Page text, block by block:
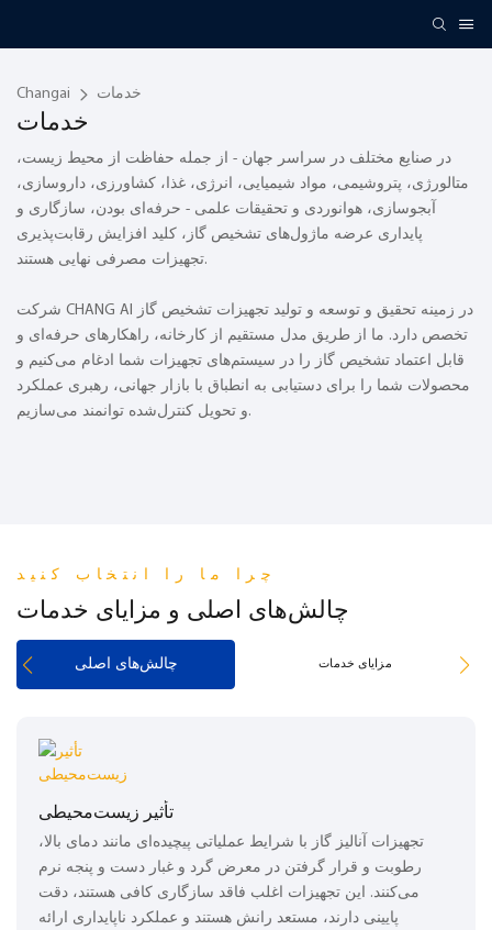
Changai خدمات
خدمات
در صنایع مختلف در سراسر جهان - از جمله حفاظت از محیط زیست،
متالورژی، پتروشیمی، مواد شیمیایی، انرژی، غذا، کشاورزی، داروسازی،
آبجوسازی، هوانوردی و تحقیقات علمی - حرفه‌ای بودن، سازگاری و
پایداری عرضه ماژول‌های تشخیص گاز، کلید افزایش رقابت‌پذیری
تجهیزات مصرفی نهایی هستند.
شرکت CHANG AI در زمینه تحقیق و توسعه و تولید تجهیزات تشخیص گاز
تخصص دارد. ما از طریق مدل مستقیم از کارخانه، راهکارهای حرفه‌ای و
قابل اعتماد تشخیص گاز را در سیستم‌های تجهیزات شما ادغام می‌کنیم و
محصولات شما را برای دستیابی به انطباق با بازار جهانی، رهبری عملکرد
و تحویل کنترل‌شده توانمند می‌سازیم.
چرا ما را انتخاب کنید
چالش‌های اصلی و مزایای خدمات
چالش‌های اصلی مزایای خدمات
تأثیر زیست‌محیطی
تجهیزات آنالیز گاز با شرایط عملیاتی پیچیده‌ای مانند دمای بالا،
رطوبت و قرار گرفتن در معرض گرد و غبار دست و پنجه نرم
می‌کنند. این تجهیزات اغلب فاقد سازگاری کافی هستند، دقت
پایینی دارند، مستعد رانش هستند و عملکرد ناپایداری ارائه